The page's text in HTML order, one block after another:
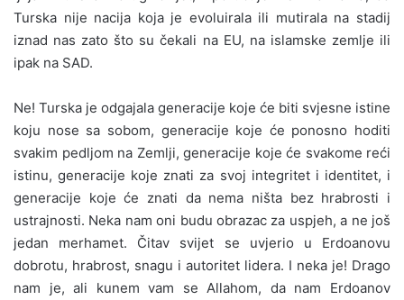
Turska nije nacija koja je evoluirala ili mutirala na stadij
iznad nas zato što su čekali na EU, na islamske zemlje ili
ipak na SAD.
Ne! Turska je odgajala generacije koje će biti svjesne istine
koju nose sa sobom, generacije koje će ponosno hoditi
svakim pedljom na Zemlji, generacije koje će svakome reći
istinu, generacije koje znati za svoj integritet i identitet, i
generacije koje će znati da nema ništa bez hrabrosti i
ustrajnosti. Neka nam oni budu obrazac za uspjeh, a ne još
jedan merhamet. Čitav svijet se uvjerio u Erdoanovu
dobrotu, hrabrost, snagu i autoritet lidera. I neka je! Drago
nam je, ali kunem vam se Allahom, da nam Erdoanov